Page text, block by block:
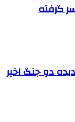
گرفته
دو جنگ اخیر